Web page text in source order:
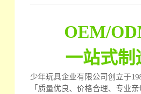
OEM/
一站式制
少年玩具企业有限公司创立于
「质量优良、价格合理、专业